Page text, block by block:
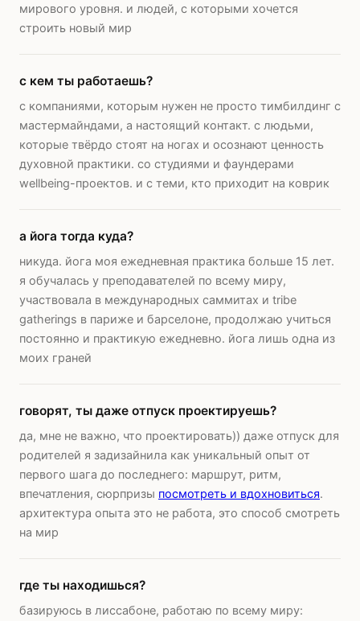
мирового уровня. и людей, с которыми хочется
строить новый мир
с кем ты работаешь?
с компаниями, которым нужен не просто тимбилдинг с
мастермайндами, а настоящий контакт. с людьми,
которые твёрдо стоят на ногах и осознают ценность
духовной практики. со студиями и фаундерами
wellbeing-проектов. и с теми, кто приходит на коврик
а йога тогда куда?
никуда. йога моя ежедневная практика больше 15 лет.
я обучалась у преподавателей по всему миру,
участвовала в международных саммитах и tribe
gatherings в париже и барселоне, продолжаю учиться
постоянно и практикую ежедневно. йога лишь одна из
моих граней
говорят, ты даже отпуск проектируешь?
да, мне не важно, что проектировать)) даже отпуск для
родителей я задизайнила как уникальный опыт от
первого шага до последнего: маршрут, ритм,
впечатления, сюрпризы посмотреть и вдохновиться.
архитектура опыта это не работа, это способ смотреть
на мир
где ты находишься?
базируюсь в лиссабоне, работаю по всему миру: